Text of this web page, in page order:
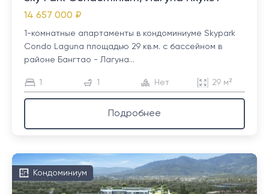
14 657 000 ₽
1-комнатные апартаменты в кондоминиуме Skypark
Condo Laguna площадью 29 кв.м. с бассейном в
районе Бангтао - Лагуна...
1 1 Нет 29 м²
Подробнее
Кондоминиум